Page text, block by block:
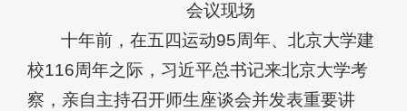
会议现场
十年前，在五四运动95周年、北京大学建
校116周年之际，习近平总书记来北京大学考
察，亲自主持召开师生座谈会并发表重要讲